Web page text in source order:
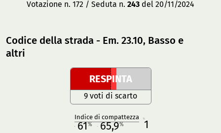
Votazione n. 172 / Seduta n. 243 del 20/11/2024
Codice della strada - Em. 23.10, Basso e
altri
RESPINTA
9 voti di scarto
Indice di compattezza
61% 65,9% 1